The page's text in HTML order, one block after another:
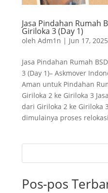
Jasa Pindahan Rumah
Giriloka 3 (Day 1)
oleh Adm1n | Jun 17, 2025
Jasa Pindahan Rumah
3 (Day 1)– Askmover
Aman untuk Pindahan
Giriloka 2 ke Giriloka 3
dari Giriloka 2 ke Giriloka
dimulainya proses
Pos-pos